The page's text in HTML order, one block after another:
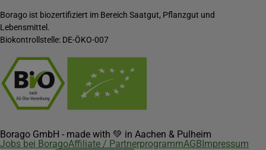
Borago ist biozertifiziert im Bereich Saatgut, Pflanzgut und
Lebensmittel.
Biokontrollstelle: DE-ÖKO-007
Borago GmbH - made with 💚 in Aachen & Pulheim
Jobs bei BoragoAffiliate / PartnerprogrammAGB Impressum